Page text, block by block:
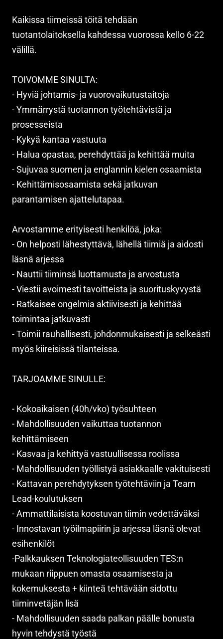
Kaikissa tiimeissä töitä tehdään
tuotantolaitoksella kahdessa vuorossa kello 6-22
välillä.
TOIVOMME SINULTA:
- Hyviä johtamis- ja vuorovaikutustaitoja
- Ymmärrystä tuotannon työtehtävistä ja
prosesseista
- Kykyä kantaa vastuuta
- Halua opastaa, perehdyttää ja kehittää muita
- Sujuvaa suomen ja englannin kielen osaamista
- Kehittämisosaamista sekä jatkuvan
parantamisen ajattelutapaa.
Arvostamme erityisesti henkilöä, joka:
- On helposti lähestyttävä, lähellä tiimiä ja aidosti
läsnä arjessa
- Nauttii tiiminsä luottamusta ja arvostusta
- Viestii avoimesti tavoitteista ja suorituskyvystä
- Ratkaisee ongelmia aktiivisesti ja kehittää
toimintaa jatkuvasti
- Toimii rauhallisesti, johdonmukaisesti ja selkeästi
myös kiireisissä tilanteissa.
TARJOAMME SINULLE:
- Kokoaikaisen (40h/vko) työsuhteen
- Mahdollisuuden vaikuttaa tuotannon
kehittämiseen
- Kasvaa ja kehittyä vastuullisessa roolissa
- Mahdollisuuden työllistyä asiakkaalle vakituisesti
- Kattavan perehdytyksen työtehtäviin ja Team
Lead-koulutuksen
- Ammattilaisista koostuvan tiimin vedettäväksi
- Innostavan työilmapiirin ja arjessa läsnä olevat
esihenkilöt
-Palkkauksen Teknologiateollisuuden TES:n
mukaan riippuen omasta osaamisesta ja
kokemuksesta + kiinteä tehtävään sidottu
tiiminvetäjän lisä
- Mahdollisuuden saada palkan päälle bonusta
hyvin tehdystä työstä